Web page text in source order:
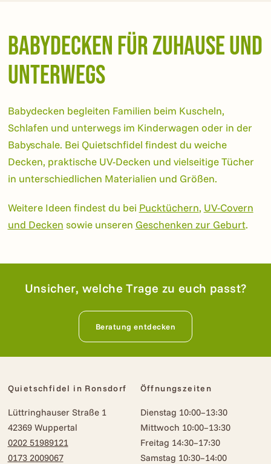
Babydecken für Zuhause und
unterwegs
Babydecken begleiten Familien beim Kuscheln,
Schlafen und unterwegs im Kinderwagen oder in der
Babyschale. Bei Quietschfidel findest du weiche
Decken, praktische UV-Decken und vielseitige Tücher
in unterschiedlichen Materialien und Größen.
Weitere Ideen findest du bei Pucktüchern, UV-Covern
und Decken sowie unseren Geschenken zur Geburt.
Unsicher, welche Trage zu euch passt?
Beratung entdecken
Quietschfidel in Ronsdorf
Lüttringhauser Straße 1
42369 Wuppertal
0202 51989121
0173 2009067
Öffnungszeiten
Dienstag 10:00–13:30
Mittwoch 10:00–13:30
Freitag 14:30–17:30
Samstag 10:30–14:00